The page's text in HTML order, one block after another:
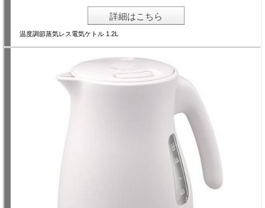
詳細はこちら
温度調節蒸気レス電気ケトル 1.2L